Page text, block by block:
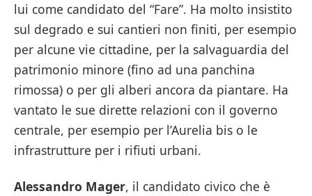
lui come candidato del “Fare”. Ha molto insistito
sul degrado e sui cantieri non finiti, per esempio
per alcune vie cittadine, per la salvaguardia del
patrimonio minore (fino ad una panchina
rimossa) o per gli alberi ancora da piantare. Ha
vantato le sue dirette relazioni con il governo
centrale, per esempio per l’Aurelia bis o le
infrastrutture per i rifiuti urbani.
Alessandro Mager, il candidato civico che è